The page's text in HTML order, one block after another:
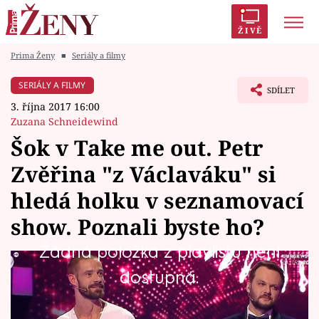
ŽIVĚ
Módní alarm
Témata
Celebrity
Vztahy
Seriály
Prima Ženy ■ Seriály a filmy
SERIÁLY A FILMY
3. října 2017 16:00
Zuzana Schneidewind
SDÍLET
Šok v Take me out. Petr
Zvěřina "z Václaváku" si
hledá holku v seznamovací
show. Poznali byste ho?
Žádná položka z playlistu není
dostupná.
„Sedadlo vedle mně je právě volný,“ uvádí se
Petr před nastoupenou řadou single šelem
plných očekávání. Věřte nevěřte, ale je to